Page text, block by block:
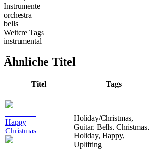
Instrumente
orchestra
bells
Weitere Tags
instrumental
Ähnliche Titel
Titel Tags
Happy
Christmas
Holiday/Christmas,
Guitar, Bells, Christmas,
Holiday, Happy,
Uplifting